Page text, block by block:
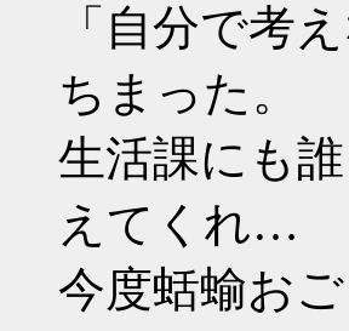
「自分で考
ちまった。
生活課にも
えてくれ…
今度蛞蝓お